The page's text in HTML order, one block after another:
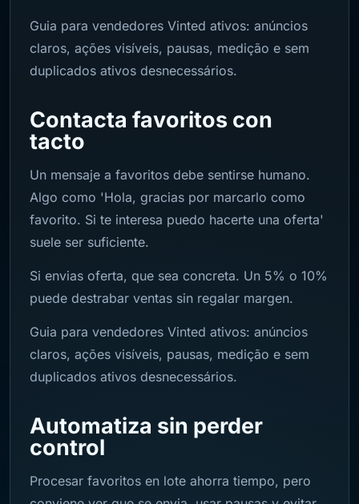
Guia para vendedores Vinted ativos: anúncios
claros, ações visíveis, pausas, medição e sem
duplicados ativos desnecessários.
Contacta favoritos con
tacto
Un mensaje a favoritos debe sentirse humano.
Algo como 'Hola, gracias por marcarlo como
favorito. Si te interesa puedo hacerte una oferta'
suele ser suficiente.
Si envias oferta, que sea concreta. Un 5% o 10%
puede destrabar ventas sin regalar margen.
Guia para vendedores Vinted ativos: anúncios
claros, ações visíveis, pausas, medição e sem
duplicados ativos desnecessários.
Automatiza sin perder
control
Procesar favoritos en lote ahorra tiempo, pero